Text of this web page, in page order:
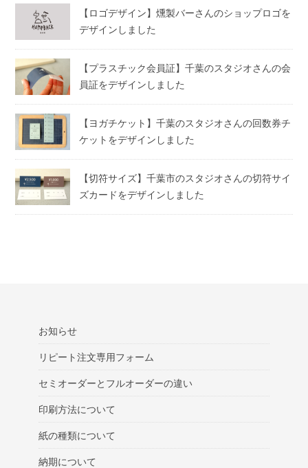
【ロゴデザイン】燻製バーさんのショップロゴを
デザインしました
【プラスチック会員証】千葉のスタジオさんの会
員証をデザインしました
【ヨガチケット】千葉のスタジオさんの回数券チ
ケットをデザインしました
【切符サイズ】千葉市のスタジオさんの切符サイ
ズカードをデザインしました
お知らせ
リピート注文専用フォーム
セミオーダーとフルオーダーの違い
印刷方法について
紙の種類について
納期について